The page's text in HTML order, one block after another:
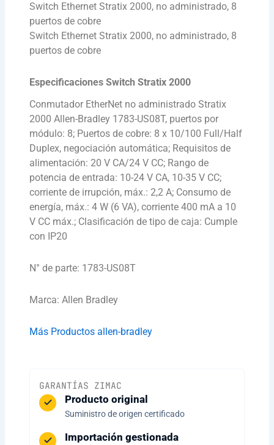
Switch Ethernet Stratix 2000, no administrado, 8
puertos de cobre
Switch Ethernet Stratix 2000, no administrado, 8
puertos de cobre
Especificaciones Switch Stratix 2000
Conmutador EtherNet no administrado Stratix
2000 Allen-Bradley 1783-US08T, puertos por
módulo: 8; Puertos de cobre: ​​8 x 10/100 Full/Half
Duplex, negociación automática; Requisitos de
alimentación: 20 V CA/24 V CC; Rango de
potencia de entrada: 10-24 V CA, 10-35 V CC;
corriente de irrupción, máx.: 2,2 A; Consumo de
energía, máx.: 4 W (6 VA), corriente 400 mA a 10
V CC máx.; Clasificación de tipo de caja: Cumple
con IP20
N° de parte: 1783-US08T
Marca: Allen Bradley
Más Productos allen-bradley
GARANTÍAS ZIMAC
Producto original
Suministro de origen certificado
Importación gestionada